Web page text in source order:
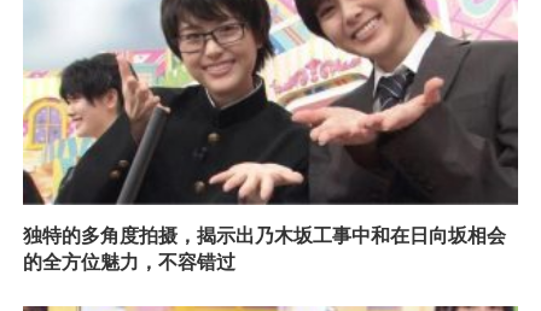
独特的多角度拍摄，揭示出乃木坂工事中和在日向坂相会
的全方位魅力，不容错过